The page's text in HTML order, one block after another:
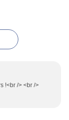
!<br /> <br />